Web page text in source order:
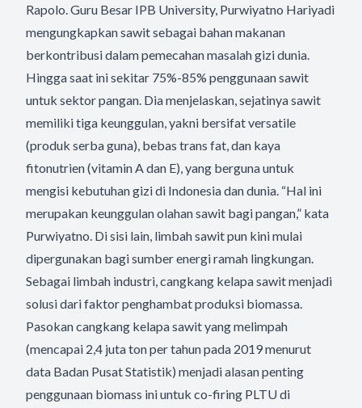
Rapolo. Guru Besar IPB University, Purwiyatno Hariyadi
mengungkapkan sawit sebagai bahan makanan
berkontribusi dalam pemecahan masalah gizi dunia.
Hingga saat ini sekitar 75%-85% penggunaan sawit
untuk sektor pangan. Dia menjelaskan, sejatinya sawit
memiliki tiga keunggulan, yakni bersifat versatile
(produk serba guna), bebas trans fat, dan kaya
fitonutrien (vitamin A dan E), yang berguna untuk
mengisi kebutuhan gizi di Indonesia dan dunia. “Hal ini
merupakan keunggulan olahan sawit bagi pangan,” kata
Purwiyatno. Di sisi lain, limbah sawit pun kini mulai
dipergunakan bagi sumber energi ramah lingkungan.
Sebagai limbah industri, cangkang kelapa sawit menjadi
solusi dari faktor penghambat produksi biomassa.
Pasokan cangkang kelapa sawit yang melimpah
(mencapai 2,4 juta ton per tahun pada 2019 menurut
data Badan Pusat Statistik) menjadi alasan penting
penggunaan biomass ini untuk co-firing PLTU di